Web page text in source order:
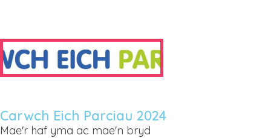
Carwch Eich Parciau 2024
Mae'r haf yma ac mae'n bryd